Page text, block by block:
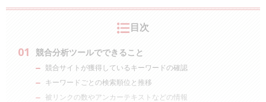
目次
競合分析ツールでできること
競合サイトが獲得しているキーワードの確認
キーワードごとの検索順位と推移
被リンクの数やアンカーテキストなどの情報